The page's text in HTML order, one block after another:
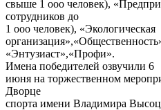
свыше 1 ооо человек),
сотрудников до
1 ооо человек), «Экологическая
«Энтузиаст»,«Профи».
Имена победителей озвучили 6
июня на торжественном
Дворце
спорта имени Владимира